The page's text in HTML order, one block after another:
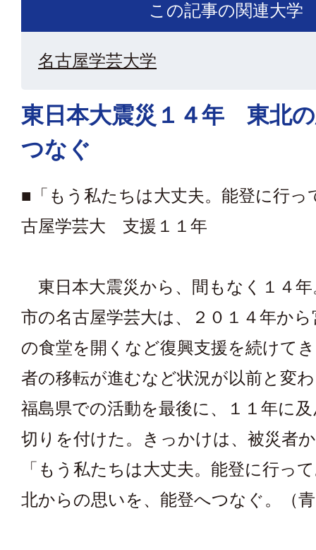
この記事の関連大学
名古屋学芸大学
東日本大震災１４年 東北
つなぐ
■「もう私たちは大丈夫。能登に行
古屋学芸大 支援１１年
東日本大震災から、間もなく１４年
市の名古屋学芸大は、２０１４年か
の食堂を開くなど復興支援を続けて
者の移転が進むなど状況が以前と変
福島県での活動を最後に、１１年に
切りを付けた。きっかけは、被災者
「もう私たちは大丈夫。能登に行っ
北からの思いを、能登へつなぐ。（